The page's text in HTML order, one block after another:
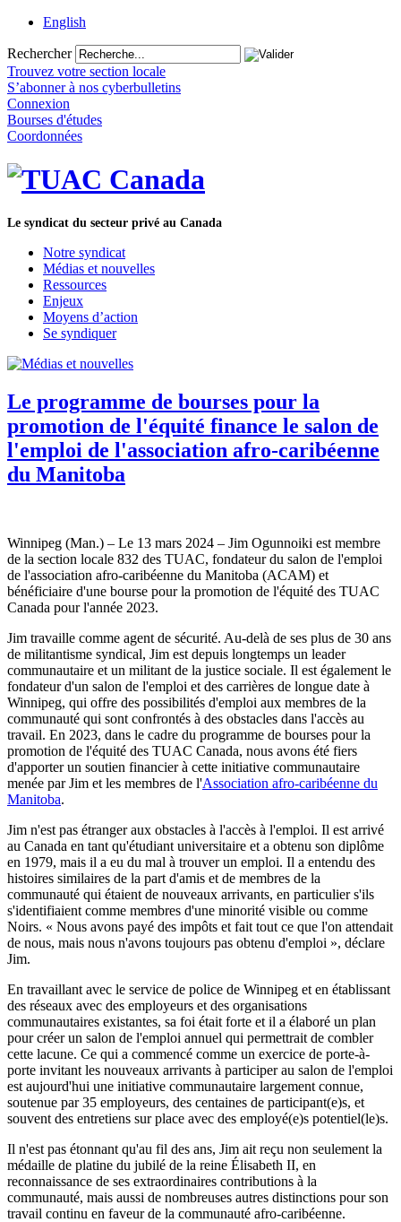
English
Rechercher
Trouvez votre section locale
S’abonner à nos cyberbulletins
Connexion
Bourses d'études
Coordonnées
Le syndicat du secteur privé au Canada
Notre syndicat
Médias et nouvelles
Ressources
Enjeux
Moyens d’action
Se syndiquer
Le programme de bourses pour la
promotion de l'équité finance le salon de
l'emploi de l'association afro-caribéenne
du Manitoba
Winnipeg (Man.) – Le 13 mars 2024 – Jim Ogunnoiki est membre
de la section locale 832 des TUAC, fondateur du salon de l'emploi
de l'association afro-caribéenne du Manitoba (ACAM) et
bénéficiaire d'une bourse pour la promotion de l'équité des TUAC
Canada pour l'année 2023.
Jim travaille comme agent de sécurité. Au-delà de ses plus de 30 ans
de militantisme syndical, Jim est depuis longtemps un leader
communautaire et un militant de la justice sociale. Il est également le
fondateur d'un salon de l'emploi et des carrières de longue date à
Winnipeg, qui offre des possibilités d'emploi aux membres de la
communauté qui sont confrontés à des obstacles dans l'accès au
travail. En 2023, dans le cadre du programme de bourses pour la
promotion de l'équité des TUAC Canada, nous avons été fiers
d'apporter un soutien financier à cette initiative communautaire
menée par Jim et les membres de l'Association afro-caribéenne du
Manitoba.
Jim n'est pas étranger aux obstacles à l'accès à l'emploi. Il est arrivé
au Canada en tant qu'étudiant universitaire et a obtenu son diplôme
en 1979, mais il a eu du mal à trouver un emploi. Il a entendu des
histoires similaires de la part d'amis et de membres de la
communauté qui étaient de nouveaux arrivants, en particulier s'ils
s'identifiaient comme membres d'une minorité visible ou comme
Noirs. « Nous avons payé des impôts et fait tout ce que l'on attendait
de nous, mais nous n'avons toujours pas obtenu d'emploi », déclare
Jim.
En travaillant avec le service de police de Winnipeg et en établissant
des réseaux avec des employeurs et des organisations
communautaires existantes, sa foi était forte et il a élaboré un plan
pour créer un salon de l'emploi annuel qui permettrait de combler
cette lacune. Ce qui a commencé comme un exercice de porte-à-
porte invitant les nouveaux arrivants à participer au salon de l'emploi
est aujourd'hui une initiative communautaire largement connue,
soutenue par 35 employeurs, des centaines de participant(e)s, et
souvent des entretiens sur place avec des employé(e)s potentiel(le)s.
Il n'est pas étonnant qu'au fil des ans, Jim ait reçu non seulement la
médaille de platine du jubilé de la reine Élisabeth II, en
reconnaissance de ses extraordinaires contributions à la
communauté, mais aussi de nombreuses autres distinctions pour son
travail continu en faveur de la communauté afro-caribéenne.